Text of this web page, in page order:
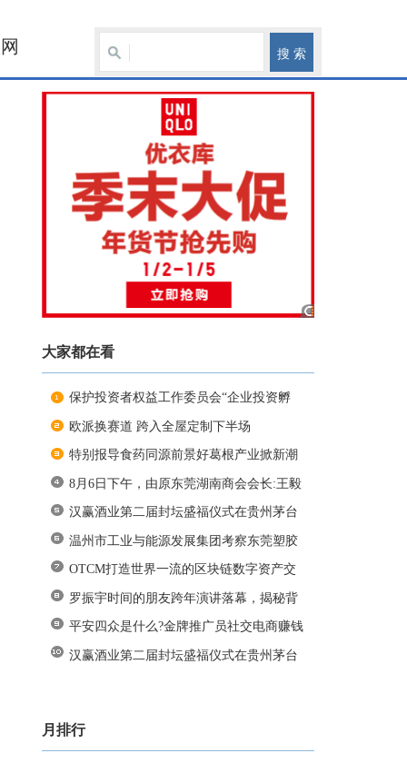
大家都在看
保护投资者权益工作委员会“企业投资孵
欧派换赛道 跨入全屋定制下半场
特别报导食药同源前景好葛根产业掀新潮
8月6日下午，由原东莞湖南商会会长:王毅
汉赢酒业第二届封坛盛福仪式在贵州茅台
温州市工业与能源发展集团考察东莞塑胶
OTCM打造世界一流的区块链数字资产交
易所
罗振宇时间的朋友跨年演讲落幕，揭秘背
平安四众是什么?金牌推广员社交电商赚钱
汉赢酒业第二届封坛盛福仪式在贵州茅台
月排行